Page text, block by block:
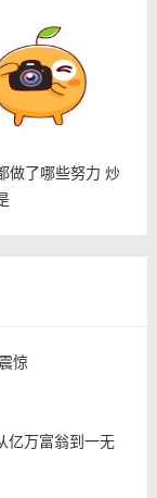
做了哪些努力 炒
惊
亿万富翁到一无